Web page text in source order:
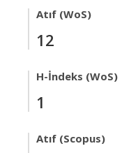
Atıf (WoS)
12
H-İndeks (WoS)
1
Atıf (Scopus)